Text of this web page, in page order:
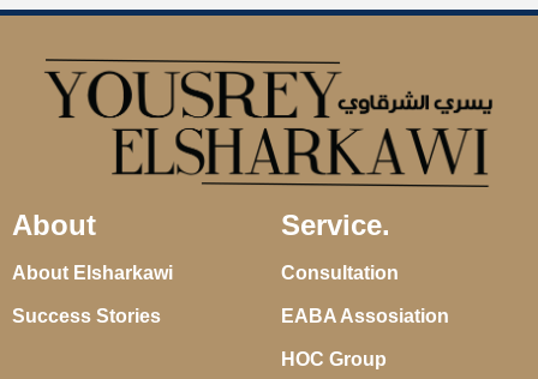
About
About Elsharkawi
Success Stories
Service.
Consultation
EABA Assosiation
HOC Group